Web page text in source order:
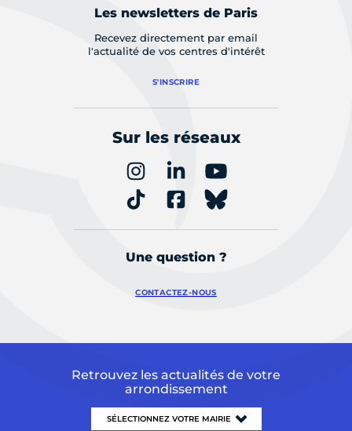
Les newsletters de Paris
Recevez directement par email
l'actualité de vos centres d'intérêt
S'INSCRIRE
Sur les réseaux
Une question ?
CONTACTEZ-NOUS
Retrouvez les actualités de votre
arrondissement